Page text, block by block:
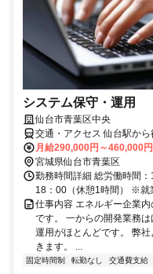
システム保守・運用
仙台市青葉区中央
交通・アクセス 仙台駅か
月給290,000円～460,000円
宮城県仙台市青葉区
勤務時間詳細 総労働時間
18：00（休憩1時間） ※就
仕事内容 エネルギー企業
です。 一からの開発業務は
運用がほとんどです。 弊
きます。 ...
固定時間制 転勤なし 交通費支給